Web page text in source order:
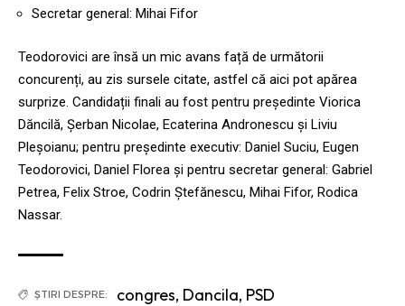
Secretar general: Mihai Fifor
Teodorovici are însă un mic avans față de următorii
concurenți, au zis sursele citate, astfel că aici pot apărea
surprize. Candidații finali au fost pentru președinte Viorica
Dăncilă, Șerban Nicolae, Ecaterina Andronescu și Liviu
Pleșoianu; pentru președinte executiv: Daniel Suciu, Eugen
Teodorovici, Daniel Florea și pentru secretar general: Gabriel
Petrea, Felix Stroe, Codrin Ștefănescu, Mihai Fifor, Rodica
Nassar.
ȘTIRI DESPRE: congres, Dancila, PSD